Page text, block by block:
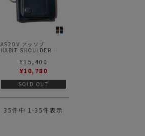
AS2OV アッソブ
HABIT SHOULDER
JES LEATHER SHORT
WALLET ショート ウォ
¥15,400
¥10,780
SOLD OUT
35件中 1 -35件表示